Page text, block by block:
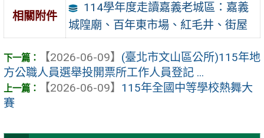
相關附件
114學年度走讀嘉義老城區：嘉義
城隍廟、百年東市場、紅毛井、街屋
【2026-06-09】 (臺北市文山區公所)115年地
方公職人員選舉投開票所工作人員登記 ...
【2026-06-09】 115年全國中等學校熱舞大
賽